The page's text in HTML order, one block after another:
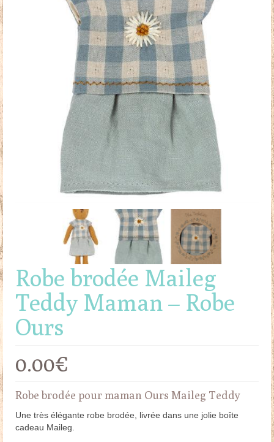
Mobilier & Accessoires
Robe brodée Maileg
Teddy Maman – Robe
Ours
0.00€
Robe brodée pour maman Ours Maileg Teddy
Une très élégante robe brodée, livrée dans une jolie boîte
cadeau Maileg.